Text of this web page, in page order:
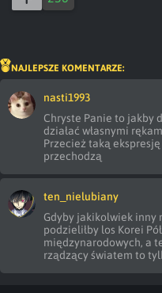
NAJLEPSZE KOMENTARZE:
nasti1993
Chryste Panie to jakby
działać własnymi
Przecież taką
przechodzą
ten_nielubiany
Gdyby jakikolwiek inny
podzieliłby los Korei
międzynarodowych, a
rządzący światem to